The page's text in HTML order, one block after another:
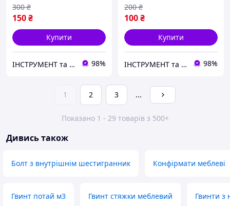
150₴
300 ₴
Купити
ІНСТРУМЕНТ та МЕТИЗИ 98%
100₴
200 ₴
Купити
ІНСТРУМЕНТ та МЕТИЗИ 98%
1 2 3 ...
Показано 1 - 29 товарів з 500+
Дивись також
Болт з внутрішнім шестигранник Конфірмати меблеві
Гвинт потай м3 Гвинт стяжки меблевий Гвинти з